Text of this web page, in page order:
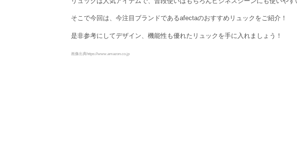
そこで今回は、今注目ブランドであるafectaのおすすめリュックをご紹介！
是非参考にしてデザイン、機能性も優れたリュックを手に入れましょう！
画像出典https://www.amazon.co.jp